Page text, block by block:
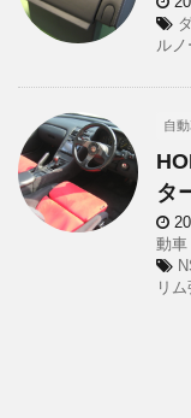
ル
自
タ
動車
リム